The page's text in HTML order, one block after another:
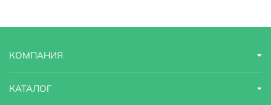
КОМПАНИЯ
КАТАЛОГ